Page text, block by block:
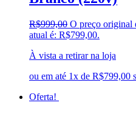
R$999,00 O preço original
atual é: R$799,00.
À vista a retirar na loja
ou em até 1x de R$799,00
Oferta!